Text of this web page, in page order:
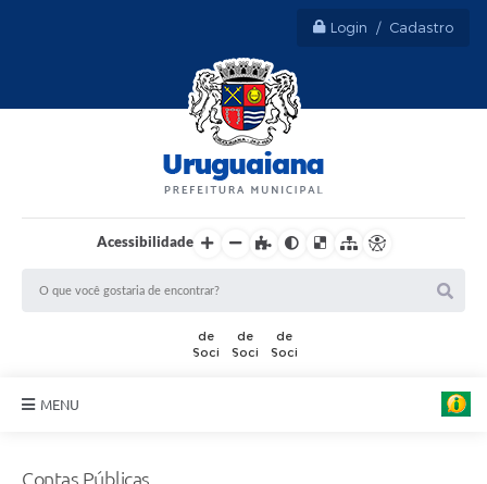
Login / Cadastro
Acessibilidade
MENU
Contas Públicas